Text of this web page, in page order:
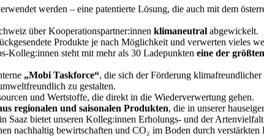
werden – eine patentierte Lösung, die auch mit dem
über Kooperationspartner:innen klimaneutral abgewickelt.
Produkte je nach Möglichkeit und verwerten vieles
Kolleg:innen steht mit mehr als 30 Ladepunkten eine der
„Mobi Taskforce“, die sich der Förderung
zu gestalten.
und Wertstoffe, die direkt in die Wiederverwertung gehen.
regionalen und saisonalen Produkten, die in unserer
Saaz bietet unseren Kolleg:innen Erholungs- und der
nachhaltig bewirtschaften und CO₂ im Boden durch verstärkten